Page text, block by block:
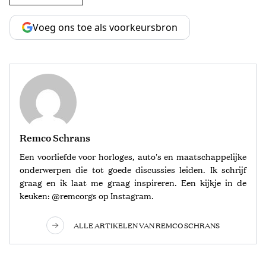
Voeg ons toe als voorkeursbron
Remco Schrans
Een voorliefde voor horloges, auto's en maatschappelijke
onderwerpen die tot goede discussies leiden. Ik schrijf
graag en ik laat me graag inspireren. Een kijkje in de
keuken: @remcorgs op Instagram.
ALLE ARTIKELEN VAN REMCO SCHRANS